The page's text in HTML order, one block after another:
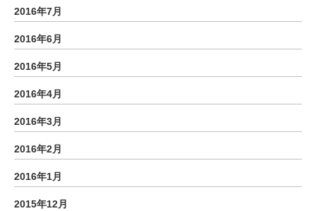
2016年7月
2016年6月
2016年5月
2016年4月
2016年3月
2016年2月
2016年1月
2015年12月